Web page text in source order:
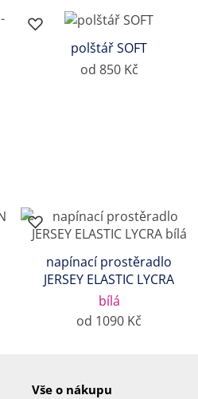
polštář SOFT
od 850 Kč
napínací prostěradlo
JERSEY ELASTIC LYCRA
bílá
od 1090 Kč
Vše o nákupu